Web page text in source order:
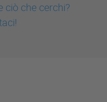
ciò che cerchi?